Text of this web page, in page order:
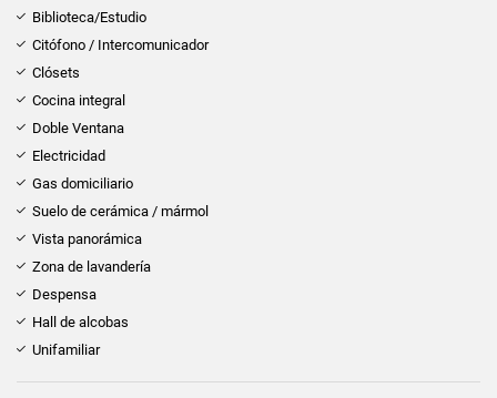
Biblioteca/Estudio
Citófono / Intercomunicador
Clósets
Cocina integral
Doble Ventana
Electricidad
Gas domiciliario
Suelo de cerámica / mármol
Vista panorámica
Zona de lavandería
Despensa
Hall de alcobas
Unifamiliar